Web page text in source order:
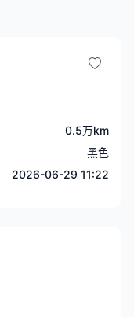
0.5万km
黑色
2026-06-29 11:22